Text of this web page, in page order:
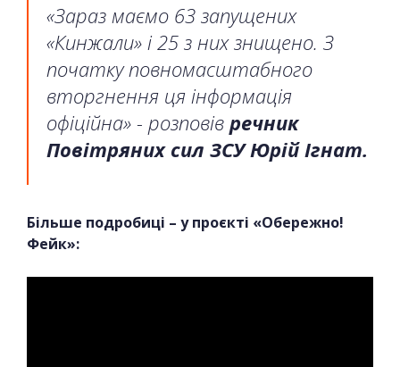
«Зараз маємо 63 запущених
«Кинжали» і 25 з них знищено. З
початку повномасштабного
вторгнення ця інформація
офіційна» - розповів речник
Повітряних сил ЗСУ Юрій Ігнат.
Більше подробиці – у проєкті «Обережно!
Фейк»: